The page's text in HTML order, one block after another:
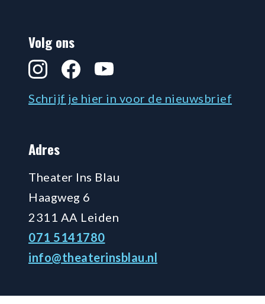
Volg ons
InstagramFacebookYouTube
Schrijf je hier in voor de nieuwsbrief
Adres
Theater Ins Blau
Haagweg 6
2311 AA Leiden
071 5141780
info@theaterinsblau.nl